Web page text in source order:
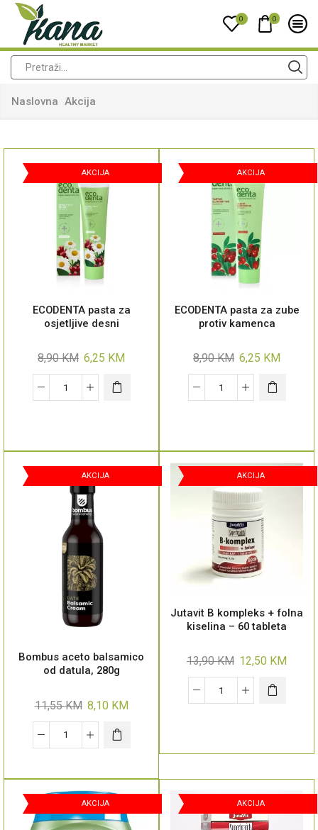
0 0
Naslovna Akcija
AKCIJA
ECODENTA pasta za
osjetljive desni
8,90KM 6,25 KM
AKCIJA
ECODENTA pasta za zube
protiv kamenca
8,90KM 6,25 KM
AKCIJA
Bombus aceto balsamico
od datula, 280g
11,55KM 8,10 KM
AKCIJA
Jutavit B kompleks + folna
kiselina – 60 tableta
13,90KM 12,50 KM
AKCIJA AKCIJA